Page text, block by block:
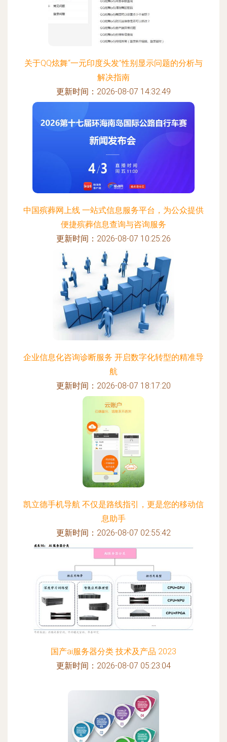
关于QQ炫舞“一元印度头发”性别显示问题的分析与
解决指南
更新时间：2026-08-07 14:32:49
中国殡葬网上线 一站式信息服务平台，为公众提供
便捷殡葬信息查询与咨询服务
更新时间：2026-08-07 10:25:26
企业信息化咨询诊断服务 开启数字化转型的精准导
航
更新时间：2026-08-07 18:17:20
凯立德手机导航 不仅是路线指引，更是您的移动信
息助手
更新时间：2026-08-07 02:55:42
国产ai服务器分类 技术及产品 2023
更新时间：2026-08-07 05:23:04